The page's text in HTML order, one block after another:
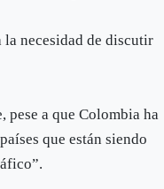
la necesidad de discutir
pese a que Colombia ha
que están siendo